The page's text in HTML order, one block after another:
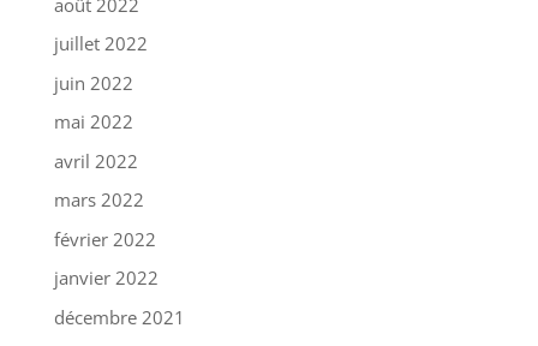
juillet 2022
juin 2022
mai 2022
avril 2022
mars 2022
février 2022
janvier 2022
décembre 2021